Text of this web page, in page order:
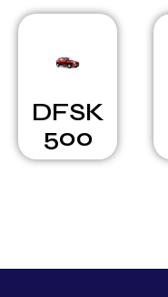
DFSK
500